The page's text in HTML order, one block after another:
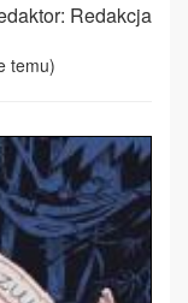
Redakcja
temu)